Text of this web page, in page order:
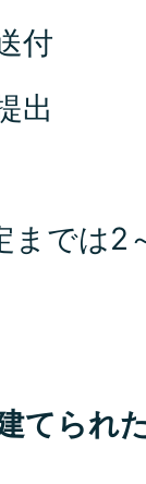
付
出
までは2
てられ